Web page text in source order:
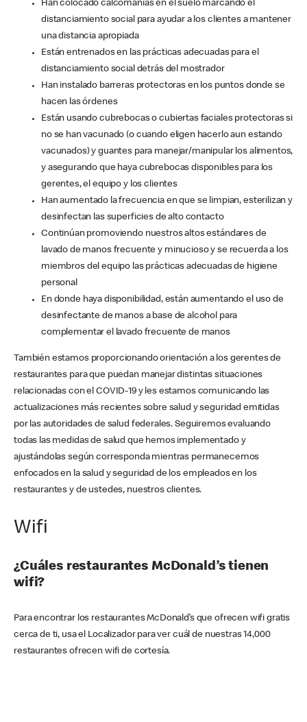
Han colocado calcomanías en el suelo marcando el
distanciamiento social para ayudar a los clientes a mantener
una distancia apropiada
Están entrenados en las prácticas adecuadas para el
distanciamiento social detrás del mostrador
Han instalado barreras protectoras en los puntos donde se
hacen las órdenes
Están usando cubrebocas o cubiertas faciales protectoras si
no se han vacunado (o cuando eligen hacerlo aun estando
vacunados) y guantes para manejar/manipular los alimentos,
y asegurando que haya cubrebocas disponibles para los
gerentes, el equipo y los clientes
Han aumentado la frecuencia en que se limpian, esterilizan y
desinfectan las superficies de alto contacto
Continúan promoviendo nuestros altos estándares de
lavado de manos frecuente y minucioso y se recuerda a los
miembros del equipo las prácticas adecuadas de higiene
personal
En donde haya disponibilidad, están aumentando el uso de
desinfectante de manos a base de alcohol para
complementar el lavado frecuente de manos
También estamos proporcionando orientación a los gerentes de
restaurantes para que puedan manejar distintas situaciones
relacionadas con el COVID-19 y les estamos comunicando las
actualizaciones más recientes sobre salud y seguridad emitidas
por las autoridades de salud federales. Seguiremos evaluando
todas las medidas de salud que hemos implementado y
ajustándolas según corresponda mientras permanecemos
enfocados en la salud y seguridad de los empleados en los
restaurantes y de ustedes, nuestros clientes.
Wifi
¿Cuáles restaurantes McDonald’s tienen
wifi?
Para encontrar los restaurantes McDonald’s que ofrecen wifi gratis
cerca de ti, usa el Localizador para ver cuál de nuestras 14,000
restaurantes ofrecen wifi de cortesía.